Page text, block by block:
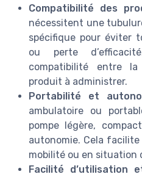
Compatibilité des
nécessitent une
spécifique pour éviter
ou perte
compatibilité entre
produit à administrer.
Portabilité et
ambulatoire ou
pompe légère,
autonomie. Cela
mobilité ou en situation
Facilité d’utilisation